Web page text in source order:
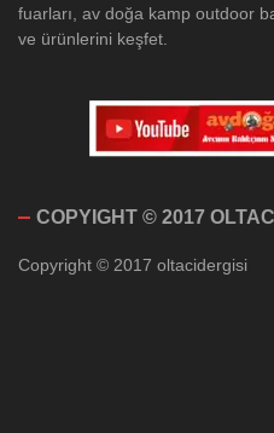
fuarları, av doğa kamp outdoor
ve ürünlerini keşfet.
COPYIGHT © 2017
Copyright © 2017 oltacidergisi